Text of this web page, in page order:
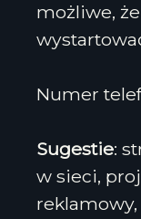
możliwe,
Numer
Sugestie:
w sieci,